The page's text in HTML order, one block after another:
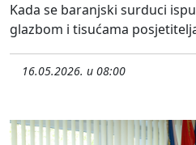
Kada se baranjski surduci
glazbom i tisućama
16.05.2026. u 08:00